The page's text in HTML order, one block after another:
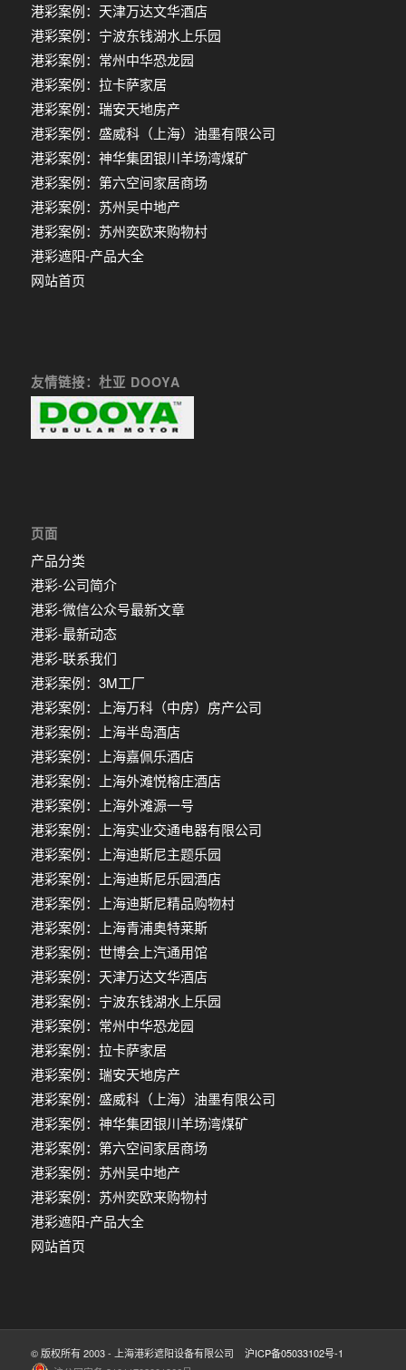
港彩案例：天津万达文华酒店
港彩案例：宁波东钱湖水上乐园
港彩案例：常州中华恐龙园
港彩案例：拉卡萨家居
港彩案例：瑞安天地房产
港彩案例：盛威科（上海）油墨有限公司
港彩案例：神华集团银川羊场湾煤矿
港彩案例：第六空间家居商场
港彩案例：苏州吴中地产
港彩案例：苏州奕欧来购物村
港彩遮阳-产品大全
网站首页
友情链接：杜亚 DOOYA
页面
产品分类
港彩-公司简介
港彩-微信公众号最新文章
港彩-最新动态
港彩-联系我们
港彩案例：3M工厂
港彩案例：上海万科（中房）房产公司
港彩案例：上海半岛酒店
港彩案例：上海嘉佩乐酒店
港彩案例：上海外滩悦榕庄酒店
港彩案例：上海外滩源一号
港彩案例：上海实业交通电器有限公司
港彩案例：上海迪斯尼主题乐园
港彩案例：上海迪斯尼乐园酒店
港彩案例：上海迪斯尼精品购物村
港彩案例：上海青浦奥特莱斯
港彩案例：世博会上汽通用馆
港彩案例：天津万达文华酒店
港彩案例：宁波东钱湖水上乐园
港彩案例：常州中华恐龙园
港彩案例：拉卡萨家居
港彩案例：瑞安天地房产
港彩案例：盛威科（上海）油墨有限公司
港彩案例：神华集团银川羊场湾煤矿
港彩案例：第六空间家居商场
港彩案例：苏州吴中地产
港彩案例：苏州奕欧来购物村
港彩遮阳-产品大全
网站首页
© 版权所有 2003 - 上海港彩遮阳设备有限公司 沪ICP备05033102号-1